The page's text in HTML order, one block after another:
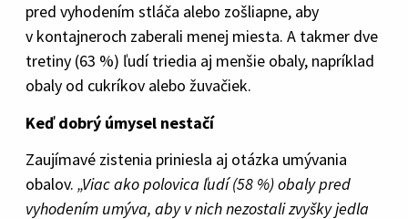
pred vyhodením stláča alebo zošliapne, aby
v kontajneroch zaberali menej miesta. A takmer dve
tretiny (63 %) ľudí triedia aj menšie obaly, napríklad
obaly od cukríkov alebo žuvačiek.
Keď dobrý úmysel nestačí
Zaujímavé zistenia priniesla aj otázka umývania
obalov. „Viac ako polovica ľudí (58 %) obaly pred
vyhodením umýva, aby v nich nezostali zvyšky jedla